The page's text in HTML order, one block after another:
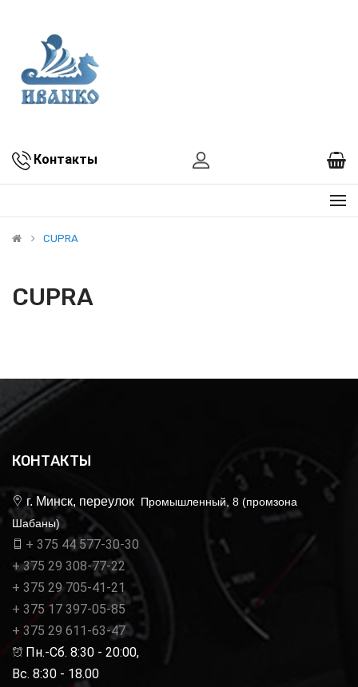
Контакты
CUPRA
CUPRA
КОНТАКТЫ
г. Минск, переулок Промышленный, 8 (промзона
Шабаны)
+ 375 44 577-30-30
+ 375 29 308-77-22
+ 375 29 705-41-21
+ 375 17 397-05-85
+ 375 29 611-63-47
Пн.-Сб. 8:30 - 20:00,
Вс. 8:30 - 18.00